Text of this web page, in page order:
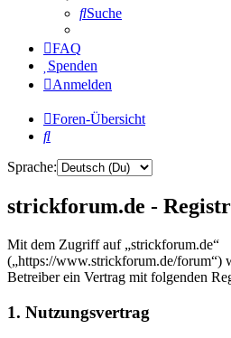
Suche
FAQ
Spenden
Anmelden
Foren-Übersicht
Suche
Sprache:
strickforum.de -
Mit dem Zugriff auf „strickforum.de“
(„https://www.strickforum.de/forum“)
Betreiber ein Vertrag mit folgenden
1. Nutzungsvertrag